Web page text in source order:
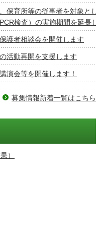
保育所等の従事者を対象とし
検査）の実施期間を延長し
護者相談会を開催します
活動再開を支援します
演会等を開催します！
募集情報新着一覧はこちら
）